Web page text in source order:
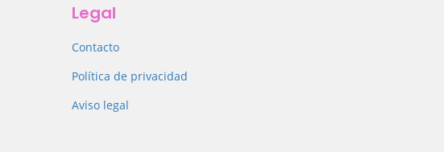
Legal
Contacto
Política de privacidad
Aviso legal